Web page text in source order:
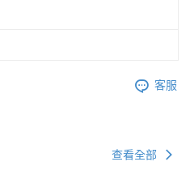
客服
查看全部